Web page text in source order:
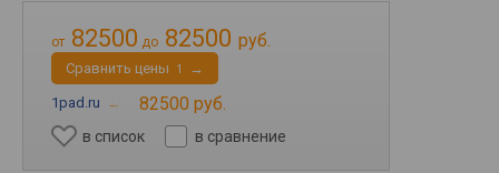
от 82500 до 82500 руб.
Cравнить цены 1 →
1pad.ru → 82500 руб.
в список в сравнение